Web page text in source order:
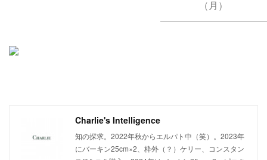
（月）
Charlie's Intelligence
知の探求。2022年秋からエルパト中（笑）。2023年
にバーキン25cm×2、枠外（？）ケリー、コンスタン